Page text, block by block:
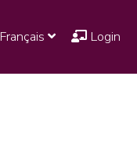
Français Login